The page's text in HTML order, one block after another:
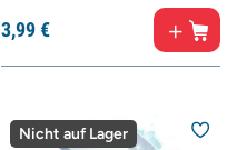
3,99€
Nicht auf Lager